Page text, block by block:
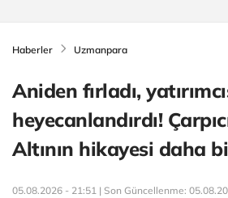
Haberler Uzmanpara
Aniden fırladı,
heyecanlandırdı!
Altının hikayesi daha
05.08.2026 - 21:51 | Son Güncellenme: